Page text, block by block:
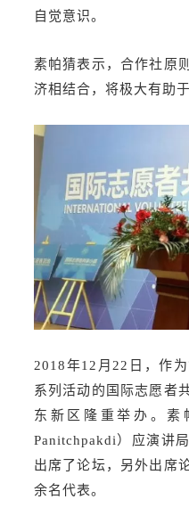
自觉意识。
素帕猜表示，合作社原
济相结合，将极大有助
2018年12月22日，作
系列活动的国际志愿者
东新区隆重举办。素
Panitchpakdi）应演讲
出席了论坛，另外出席
余名代表。